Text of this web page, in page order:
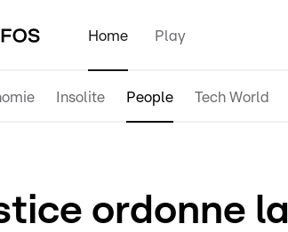
Home Play
Insolite People Tech World
ordonne